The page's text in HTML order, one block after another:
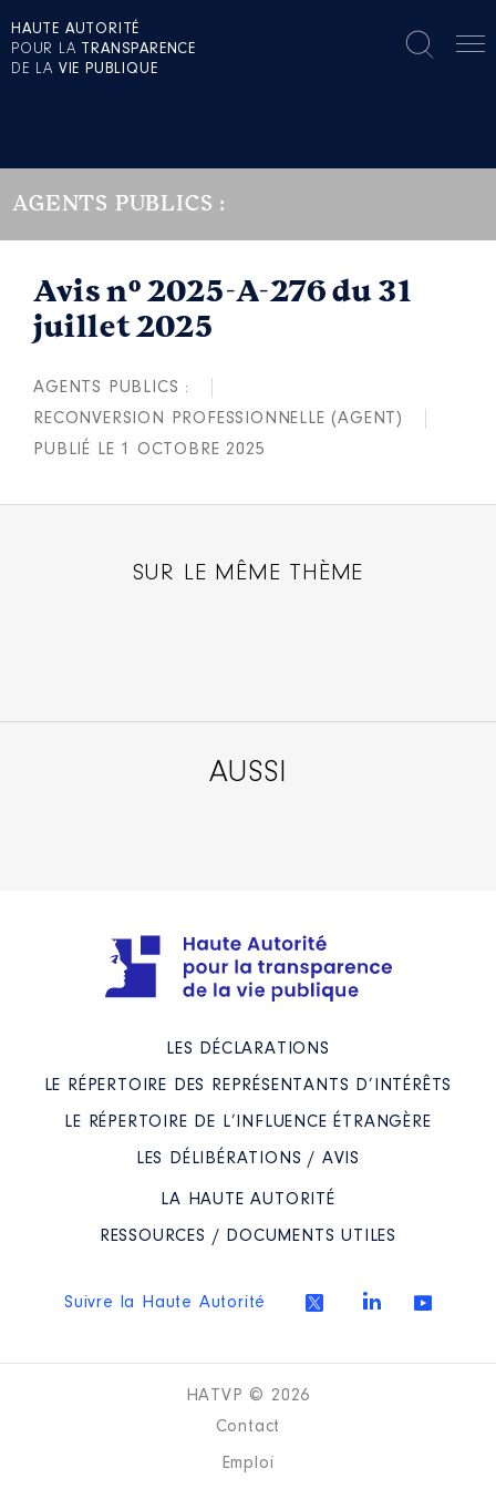
HAUTE AUTORITÉ
POUR LA TRANSPARENCE
DE LA VIE PUBLIQUE
AGENTS PUBLICS :
Avis n° 2025-A-276 du 31
juillet 2025
AGENTS PUBLICS :
RECONVERSION PROFESSIONNELLE (AGENT)
PUBLIÉ LE 1 OCTOBRE 2025
SUR LE MÊME THÈME
AUSSI
LES DÉCLARATIONS
LE RÉPERTOIRE DES REPRÉSENTANTS D’INTÉRÊTS
LE RÉPERTOIRE DE L’INFLUENCE ÉTRANGÈRE
LES DÉLIBÉRATIONS / AVIS
LA HAUTE AUTORITÉ
RESSOURCES / DOCUMENTS UTILES
Suivre la Haute Autorité
HATVP © 2026
Contact
Emploi